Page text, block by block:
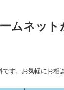
ムネット
す。お気軽にお相